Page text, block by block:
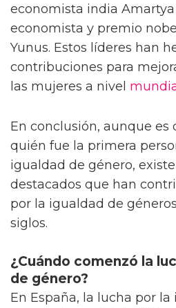
economista india Amartya
economista y premio
Yunus. Estos líderes han
contribuciones para
las mujeres a nivel
En conclusión, aunque
quién fue la primera
igualdad de género,
destacados que han
por la igualdad de
siglos.
¿Cuándo comenzó la
de género?
En España, la lucha por